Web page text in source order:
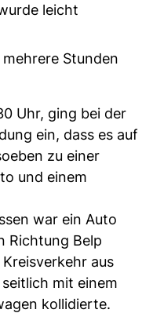
leicht
Stunden
Uhr, ging bei der
ein, dass es auf
zu einer
und einem
war ein Auto
Richtung Belp
aus
mit einem
kollidierte.